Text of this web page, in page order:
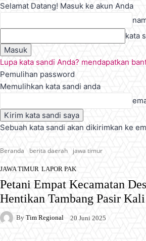
Selamat Datang! Masuk ke akun Anda
kata
Lupa kata sandi Anda? mendapatkan
Pemulihan password
Memulihkan kata sandi anda
Sebuah kata sandi akan dikirimkan ke
Beranda berita daerah jawa timur
JAWA TIMUR LAPOR PAK
Petani Empat Kecamatan
Hentikan Tambang Pasir
By Tim Regional 20 Juni 2025